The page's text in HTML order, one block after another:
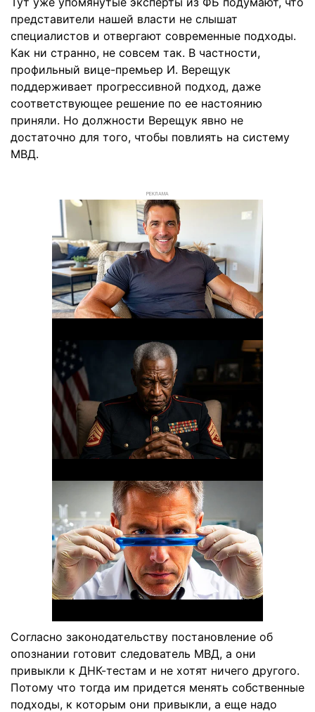
представители нашей власти не слышат
специалистов и отвергают современные подходы.
Как ни странно, не совсем так. В частности,
профильный вице-премьер И. Верещук
поддерживает прогрессивной подход, даже
соответствующее решение по ее настоянию
приняли. Но должности Верещук явно не
достаточно для того, чтобы повлиять на систему
МВД.
РЕКЛАМА
Согласно законодательству постановление об
опознании готовит следователь МВД, а они
привыкли к ДНК-тестам и не хотят ничего другого.
Потому что тогда им придется менять собственные
подходы, к которым они привыкли, а еще надо